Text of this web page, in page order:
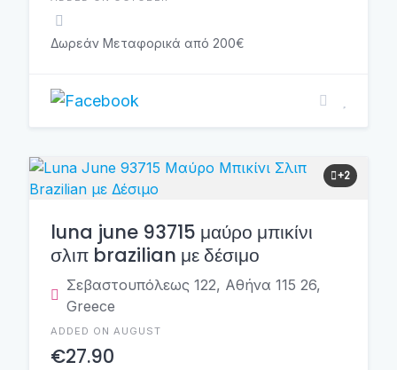
Δωρεάν Μεταφορικά από 200€
+2
luna june 93715 μαύρο μπικίνι
σλιπ brazilian με δέσιμο
Σεβαστουπόλεως 122, Αθήνα 115 26,
Greece
ADDED ON AUGUST
€27.90